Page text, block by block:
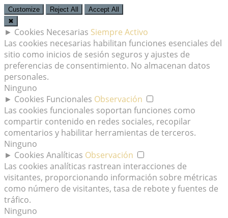
Customize Reject All
Accept All
✖
► Cookies Necesarias Siempre Activo
Las cookies necesarias habilitan funciones esenciales del
sitio como inicios de sesión seguros y ajustes de
preferencias de consentimiento. No almacenan datos
personales.
Ninguno
► Cookies Funcionales Observación
Las cookies funcionales soportan funciones como
compartir contenido en redes sociales, recopilar
comentarios y habilitar herramientas de terceros.
Ninguno
► Cookies Analíticas Observación
Las cookies analíticas rastrean interacciones de
visitantes, proporcionando información sobre métricas
como número de visitantes, tasa de rebote y fuentes de
tráfico.
Ninguno